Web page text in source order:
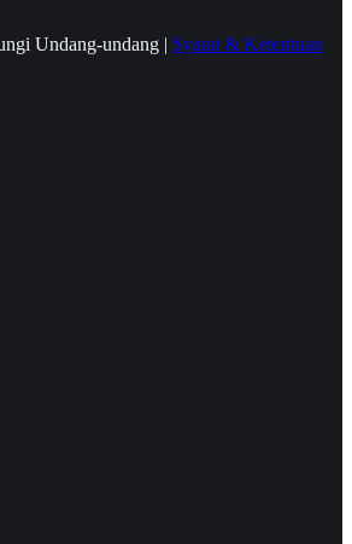
Undang-undang | Syarat & Ketentuan